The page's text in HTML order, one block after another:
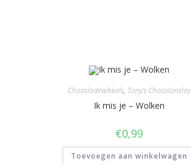
Chocoladewikkels, Tony's Chocoloneley
Ik mis je – Wolken
€0,99
Toevoegen aan winkelwagen